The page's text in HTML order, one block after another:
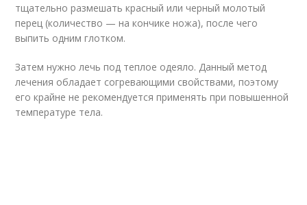
тщательно размешать красный или черный молотый
перец (количество — на кончике ножа), после чего
выпить одним глотком.
Затем нужно лечь под теплое одеяло. Данный метод
лечения обладает согревающими свойствами, поэтому
его крайне не рекомендуется применять при повышенной
температуре тела.